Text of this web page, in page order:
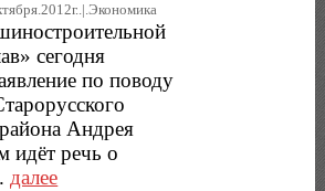
сегодня
по поводу
Андрея
идёт речь о
далее